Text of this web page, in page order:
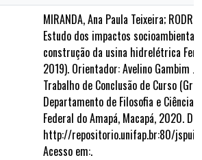
MIRANDA, Ana Paula Teixeira;
Estudo dos impactos
construção da usina hidrelétrica
2019). Orientador: Avelino Gambim
Trabalho de Conclusão de Curso
Departamento de Filosofia e
Federal do Amapá, Macapá, 2020.
http://repositorio.unifap.br:80/jspui/
Acesso em:.